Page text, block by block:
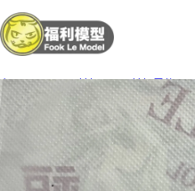
主頁 4WD四姑姐 四姑姐零件 /